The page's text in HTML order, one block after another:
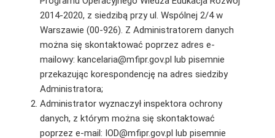
2014-2020, z siedzibą przy ul. Wspólnej 2/4 w
Warszawie (00-926). Z Administratorem danych
można się skontaktować poprzez adres e-
mailowy: kancelaria@mfipr.gov.pl lub pisemnie
przekazując korespondencję na adres siedziby
Administratora;
Administrator wyznaczył inspektora ochrony
danych, z którym można się skontaktować
poprzez e-mail: IOD@mfipr.gov.pl lub pisemnie